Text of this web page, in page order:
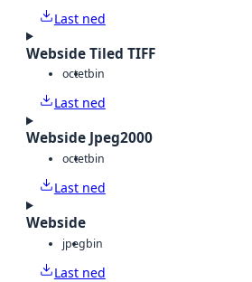
Last ned
Webside Tiled TIFF
octetbin
Last ned
Webside Jpeg2000
octetbin
Last ned
Webside
jpegbin
Last ned